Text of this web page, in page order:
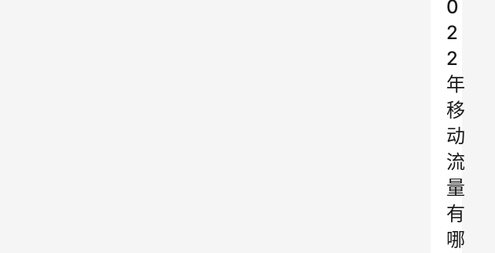
0
2
2
年
移
动
流
量
有
哪